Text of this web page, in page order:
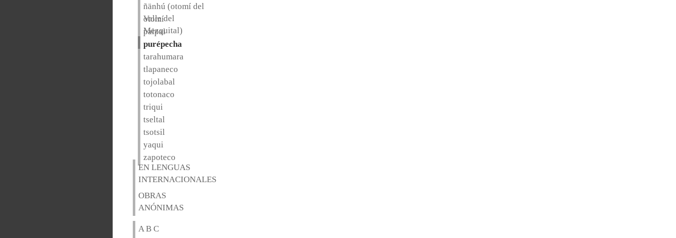
ñänhú (otomí del
Valle del
Mezquital)
otomí
paipai
purépecha
tarahumara
tlapaneco
tojolabal
totonaco
triqui
tseltal
tsotsil
yaqui
zapoteco
EN LENGUAS
INTERNACIONALES
OBRAS
ANÓNIMAS
A B C